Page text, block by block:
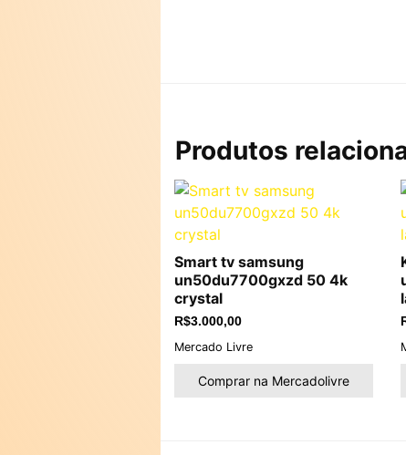
Produtos
Smart tv samsung
un50du7700gxzd 50 4k
crystal
R$3.000,00
Mercado Livre
Comprar na Mercadolivre